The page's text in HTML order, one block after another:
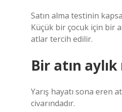
Satın alma testinin
Küçük bir çocuk için bir
atlar tercih edilir.
Bir atın
Yarış hayatı sona eren
civarındadır.